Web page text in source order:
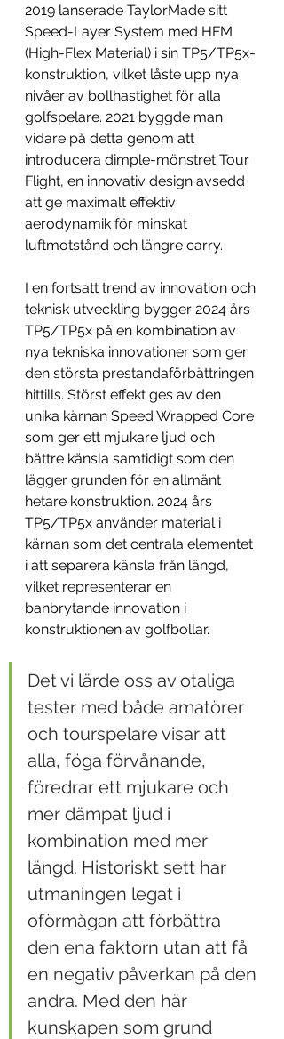
2019 lanserade TaylorMade sitt
Speed-Layer System med HFM
(High-Flex Material) i sin TP5/TP5x-
konstruktion, vilket låste upp nya
nivåer av bollhastighet för alla
golfspelare. 2021 byggde man
vidare på detta genom att
introducera dimple-mönstret Tour
Flight, en innovativ design avsedd
att ge maximalt effektiv
aerodynamik för minskat
luftmotstånd och längre carry.
I en fortsatt trend av innovation och
teknisk utveckling bygger 2024 års
TP5/TP5x på en kombination av
nya tekniska innovationer som ger
den största prestandaförbättringen
hittills. Störst effekt ges av den
unika kärnan Speed Wrapped Core
som ger ett mjukare ljud och
bättre känsla samtidigt som den
lägger grunden för en allmänt
hetare konstruktion. 2024 års
TP5/TP5x använder material i
kärnan som det centrala elementet
i att separera känsla från längd,
vilket representerar en
banbrytande innovation i
konstruktionen av golfbollar.
Det vi lärde oss av otaliga
tester med både amatörer
och tourspelare visar att
alla, föga förvånande,
föredrar ett mjukare och
mer dämpat ljud i
kombination med mer
längd. Historiskt sett har
utmaningen legat i
oförmågan att förbättra
den ena faktorn utan att få
en negativ påverkan på den
andra. Med den här
kunskapen som grund